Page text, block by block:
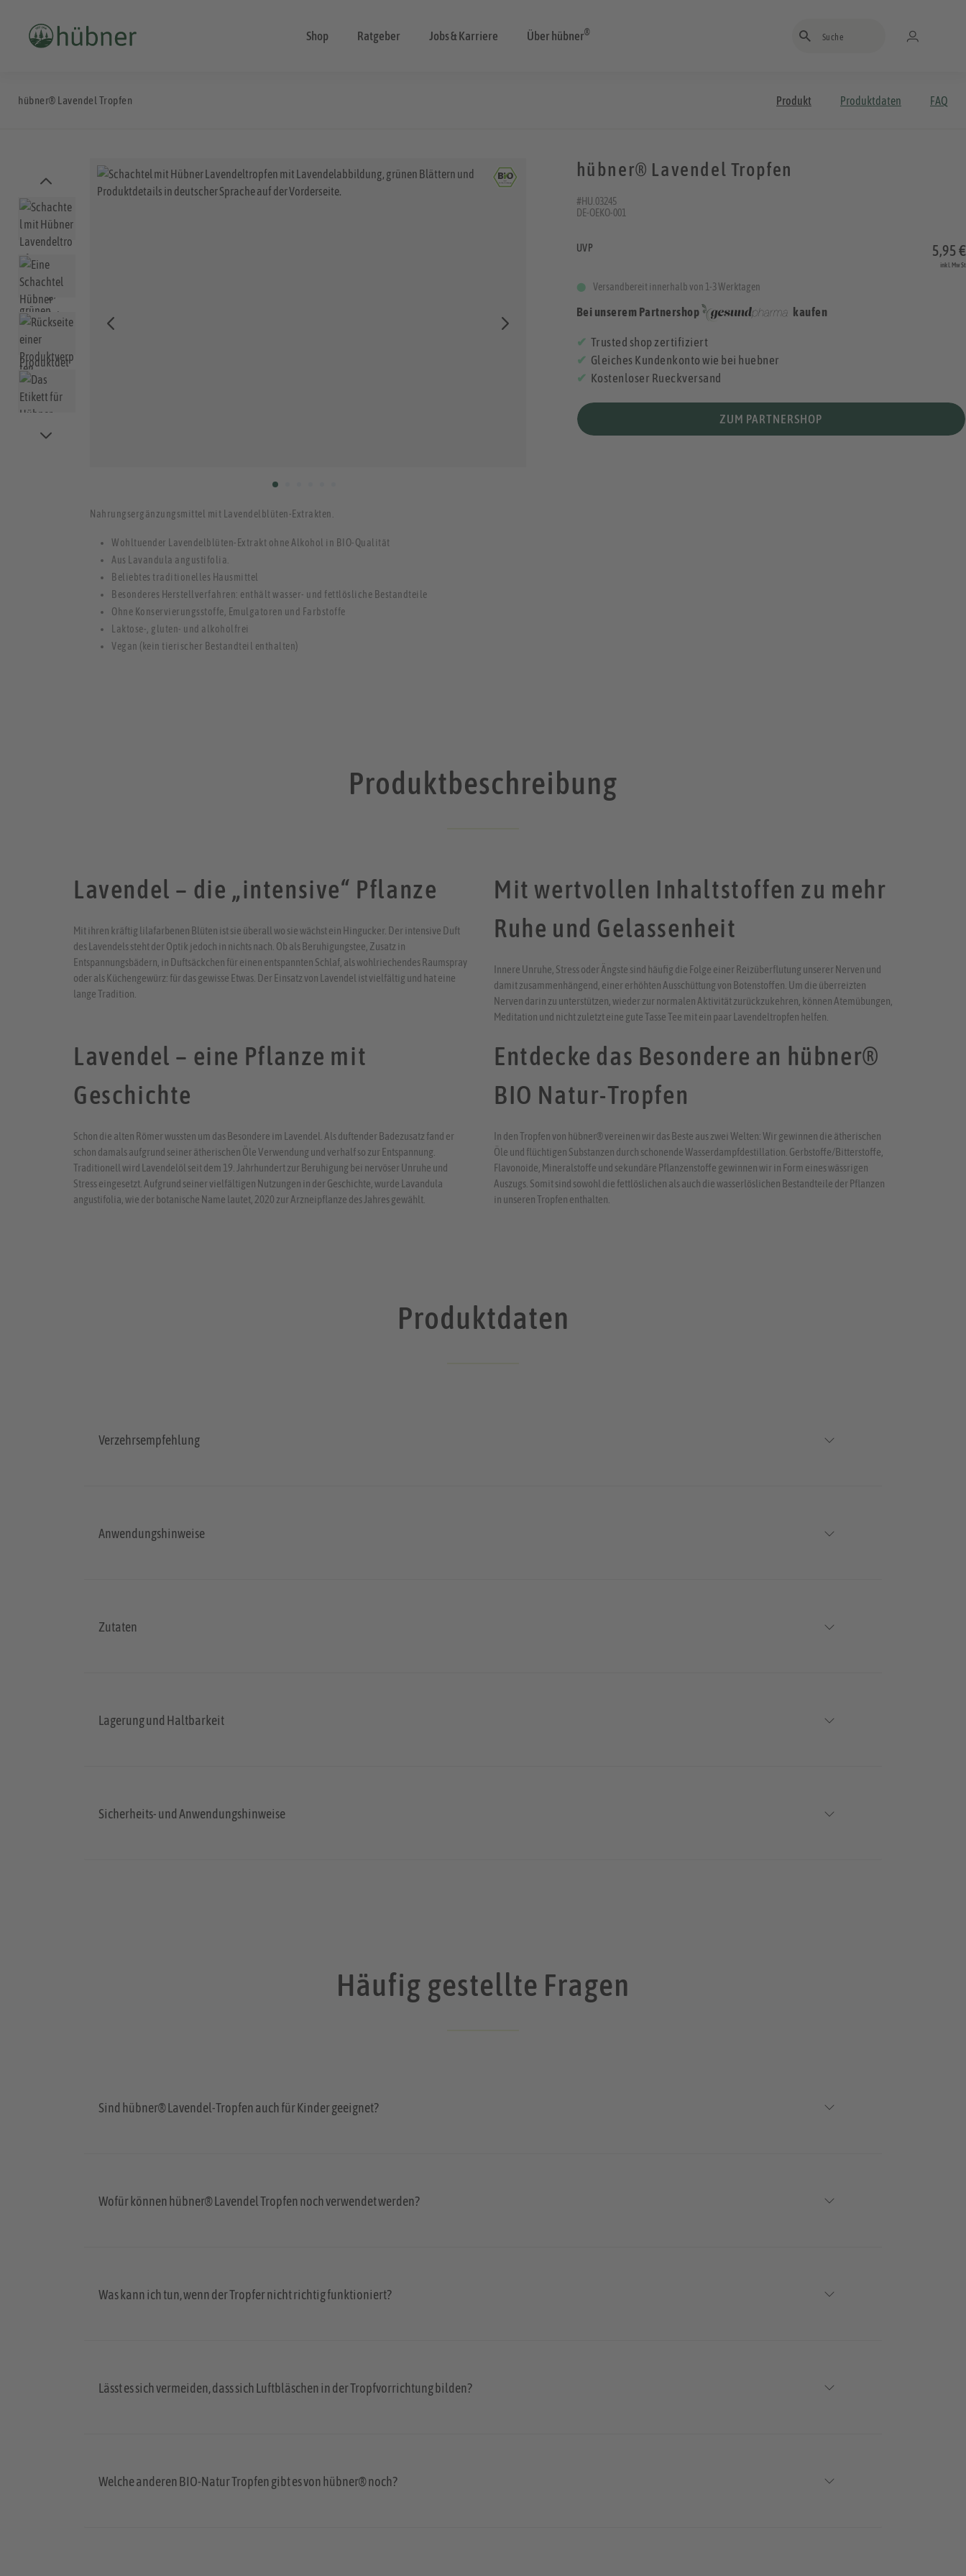
Shop Ratgeber Jobs & Karriere Über hübner®
hübner® Lavendel Tropfen Produkt Produktdaten FAQ
Nahrungsergänzungsmittel mit Lavendelblüten-Extrakten.
Wohltuender Lavendelblüten-Extrakt ohne Alkohol in BIO-Qualität
Aus Lavandula angustifolia.
Beliebtes traditionelles Hausmittel
Besonderes Herstellverfahren: enthält wasser- und fettlösliche Bestandteile
Ohne Konservierungsstoffe, Emulgatoren und Farbstoffe
Laktose-, gluten- und alkoholfrei
Vegan (kein tierischer Bestandteil enthalten)
hübner® Lavendel Tropfen
#HU.03245
DE-OEKO-001
UVP 5,95 €
inkl. MwSt
Versandbereit innerhalb von 1-3 Werktagen
Bei unserem Partnershop kaufen
Trusted shop zertifiziert
Gleiches Kundenkonto wie bei huebner
Kostenloser Rueckversand
ZUM PARTNERSHOP
Produktbeschreibung
Lavendel – die „intensive“ Pflanze
Mit ihren kräftig lilafarbenen Blüten ist sie überall wo sie wächst ein Hingucker. Der intensive Duft
des Lavendels steht der Optik jedoch in nichts nach. Ob als Beruhigungstee, Zusatz in
Entspannungsbädern, in Duftsäckchen für einen entspannten Schlaf, als wohlriechendes Raumspray
oder als Küchengewürz: für das gewisse Etwas. Der Einsatz von Lavendel ist vielfältig und hat eine
lange Tradition.
Mit wertvollen Inhaltstoffen zu mehr
Ruhe und Gelassenheit
Innere Unruhe, Stress oder Ängste sind häufig die Folge einer Reizüberflutung unserer Nerven und
damit zusammenhängend, einer erhöhten Ausschüttung von Botenstoffen. Um die überreizten
Nerven darin zu unterstützen, wieder zur normalen Aktivität zurückzukehren, können Atemübungen,
Meditation und nicht zuletzt eine gute Tasse Tee mit ein paar Lavendeltropfen helfen.
Lavendel – eine Pflanze mit
Geschichte
Schon die alten Römer wussten um das Besondere im Lavendel. Als duftender Badezusatz fand er
schon damals aufgrund seiner ätherischen Öle Verwendung und verhalf so zur Entspannung.
Traditionell wird Lavendelöl seit dem 19. Jahrhundert zur Beruhigung bei nervöser Unruhe und
Stress eingesetzt. Aufgrund seiner vielfältigen Nutzungen in der Geschichte, wurde Lavandula
angustifolia, wie der botanische Name lautet, 2020 zur Arzneipflanze des Jahres gewählt.
Entdecke das Besondere an hübner®
BIO Natur-Tropfen
In den Tropfen von hübner® vereinen wir das Beste aus zwei Welten: Wir gewinnen die ätherischen
Öle und flüchtigen Substanzen durch schonende Wasserdampfdestillation. Gerbstoffe/Bitterstoffe,
Flavonoide, Mineralstoffe und sekundäre Pflanzenstoffe gewinnen wir in Form eines wässrigen
Auszugs. Somit sind sowohl die fettlöslichen als auch die wasserlöslichen Bestandteile der Pflanzen
in unseren Tropfen enthalten.
Produktdaten
Verzehrsempfehlung
Anwendungshinweise
Zutaten
Lagerung und Haltbarkeit
Sicherheits- und Anwendungshinweise
Häufig gestellte Fragen
Sind hübner® Lavendel-Tropfen auch für Kinder geeignet?
Wofür können hübner® Lavendel Tropfen noch verwendet werden?
Was kann ich tun, wenn der Tropfer nicht richtig funktioniert?
Lässt es sich vermeiden, dass sich Luftbläschen in der Tropfvorrichtung bilden?
Welche anderen BIO-Natur Tropfen gibt es von hübner® noch?